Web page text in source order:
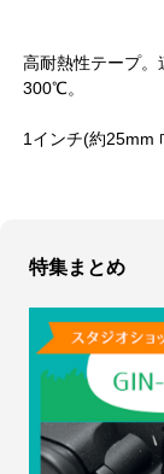
高耐熱性テープ
300℃。
1インチ(約25mm
特集まとめ